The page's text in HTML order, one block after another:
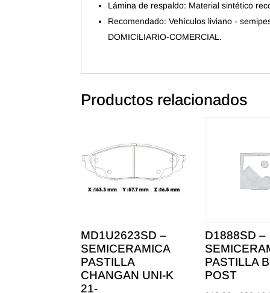
Lámina de respaldo: Material sintético
Recomendado: Vehículos liviano -
DOMICILIARIO-COMERCIAL.
Productos relacionados
MD1U2623SD –
SEMICERAMICA
PASTILLA
CHANGAN UNI-K
21-
D1888SD –
PASTILLA
POST